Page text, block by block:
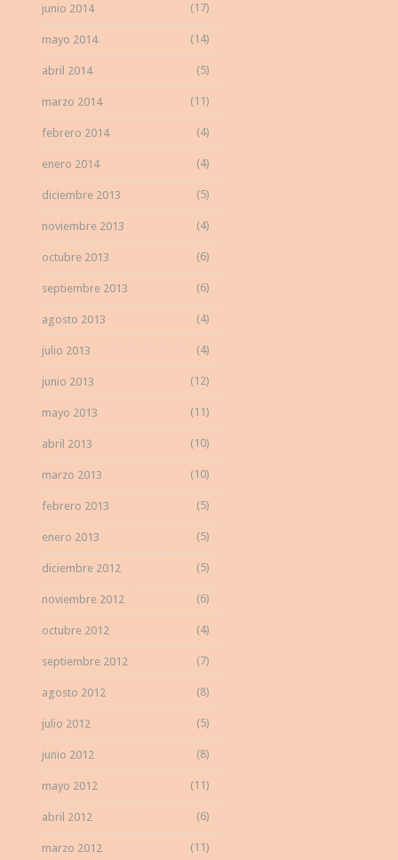
junio 2014 (17)
mayo 2014 (14)
abril 2014 (5)
marzo 2014 (11)
febrero 2014 (4)
enero 2014 (4)
diciembre 2013 (5)
noviembre 2013 (4)
octubre 2013 (6)
septiembre 2013 (6)
agosto 2013 (4)
julio 2013 (4)
junio 2013 (12)
mayo 2013 (11)
abril 2013 (10)
marzo 2013 (10)
febrero 2013 (5)
enero 2013 (5)
diciembre 2012 (5)
noviembre 2012 (6)
octubre 2012 (4)
septiembre 2012 (7)
agosto 2012 (8)
julio 2012 (5)
junio 2012 (8)
mayo 2012 (11)
abril 2012 (6)
marzo 2012 (11)